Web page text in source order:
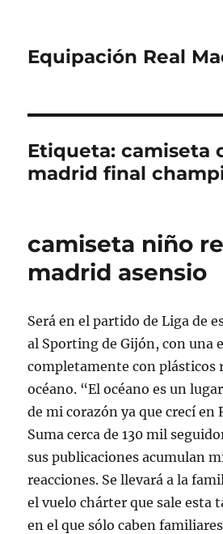
Equipación Real
Etiqueta:camiseta
madrid final
camiseta niño
madrid asensio
Será en el partido de Liga de
al Sporting de Gijón, con una
completamente con plásticos
océano. “El océano es un
de mi corazón ya que crecí en
Suma cerca de 130 mil
sus publicaciones acumulan
reacciones. Se llevará a la
el vuelo chárter que sale esta
en el que sólo caben